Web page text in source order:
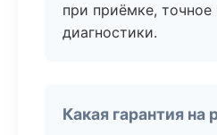
при приёмке,
диагностики.
Какая гарантия на